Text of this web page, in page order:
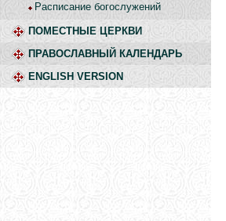
Расписание богослужений
ПОМЕСТНЫЕ ЦЕРКВИ
ПРАВОСЛАВНЫЙ КАЛЕНДАРЬ
ENGLISH VERSION